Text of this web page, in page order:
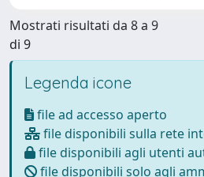
Mostrati risultati da 8 a 9
di 9
Legenda icone
file ad accesso aperto
file disponibili sulla rete
file disponibili agli utenti
file disponibili solo agli